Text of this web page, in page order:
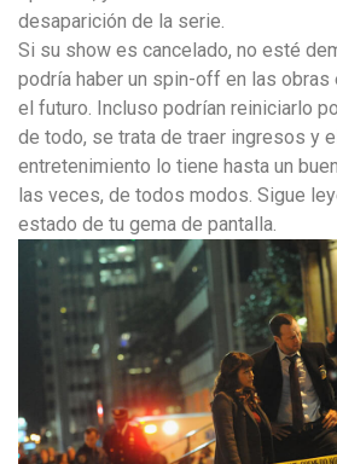
desaparición de la serie.
Si su show es cancelado, no esté
podría haber un spin-off en las obras
el futuro. Incluso podrían reiniciarlo
de todo, se trata de traer ingresos y
entretenimiento lo tiene hasta un
las veces, de todos modos. Sigue
estado de tu gema de pantalla.